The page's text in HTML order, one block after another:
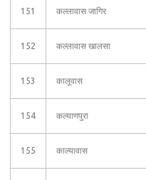
151 कल्लावास जागिर
152 कल्लावास खालसा
153 कालूवास
154 कल्याणपुरा
155 काल्यावास